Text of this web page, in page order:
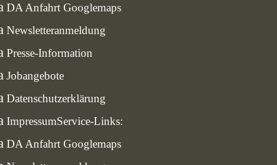
DA Anfahrt Googlemaps
Newsletteranmeldung
Presse-Information
Jobangebote
Datenschutzerklärung
ImpressumService-Links:
DA Anfahrt Googlemaps